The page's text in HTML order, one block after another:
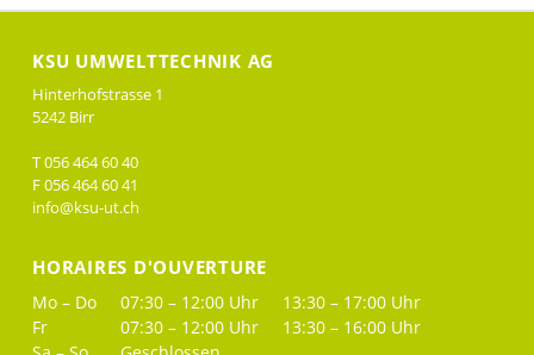
KSU UMWELTTECHNIK AG
Hinterhofstrasse 1
5242 Birr
T 056 464 60 40
F 056 464 60 41
info@ksu-ut.ch
HORAIRES D'OUVERTURE
Mo – Do 07:30 – 12:00 Uhr
13:30 – 17:00 Uhr
Fr
07:30 – 12:00 Uhr
13:30 – 16:00 Uhr